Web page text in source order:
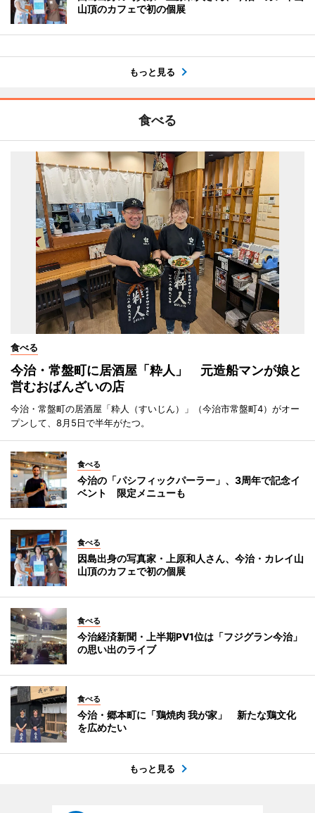
山頂のカフェで初の個展
もっと見る
食べる
食べる
今治・常盤町に居酒屋「粋人」 元造船マンが娘と
営むおばんざいの店
今治・常盤町の居酒屋「粋人（すいじん）」（今治市常盤町4）がオー
プンして、8月5日で半年がたつ。
食べる
今治の「パシフィックパーラー」、3周年で記念イ
ベント 限定メニューも
食べる
因島出身の写真家・上原和人さん、今治・カレイ山
山頂のカフェで初の個展
食べる
今治経済新聞・上半期PV1位は「フジグラン今治」
の思い出のライブ
食べる
今治・郷本町に「鶏焼肉 我が家」 新たな鶏文化
を広めたい
もっと見る